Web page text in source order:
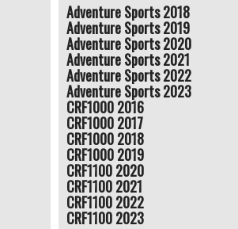
Adventure Sports 2018
Adventure Sports 2019
Adventure Sports 2020
Adventure Sports 2021
Adventure Sports 2022
Adventure Sports 2023
CRF1000 2016
CRF1000 2017
CRF1000 2018
CRF1000 2019
CRF1100 2020
CRF1100 2021
CRF1100 2022
CRF1100 2023